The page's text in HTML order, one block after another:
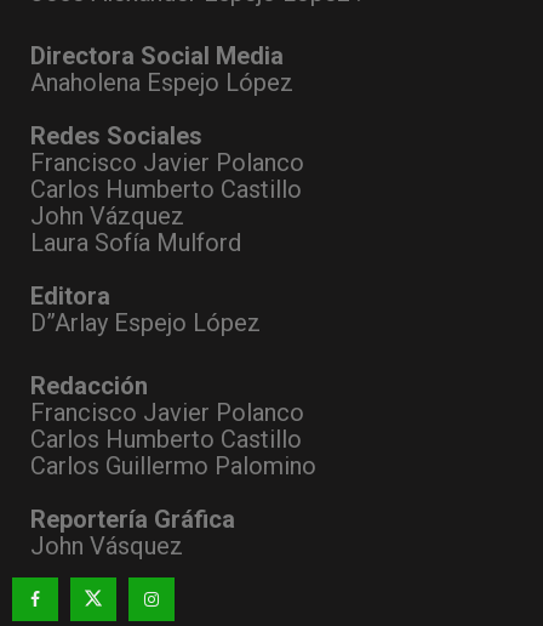
Directora Social Media
Anaholena Espejo López
Redes Sociales
Francisco Javier Polanco
Carlos Humberto Castillo
John Vázquez
Laura Sofía Mulford
Editora
D”Arlay Espejo López
Redacción
Francisco Javier Polanco
Carlos Humberto Castillo
Carlos Guillermo Palomino
Reportería Gráfica
John Vásquez